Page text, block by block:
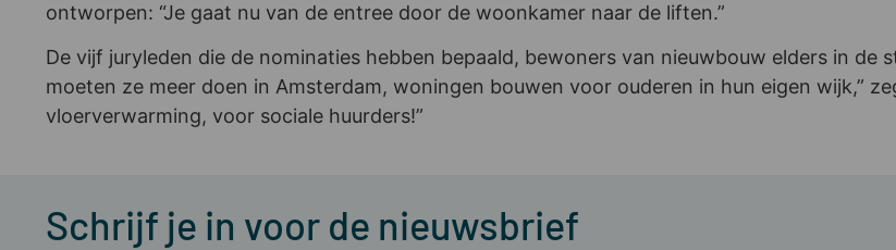
ontworpen: “Je gaat nu van de entree door de woonkamer naar de liften.”
De vijf juryleden die de nominaties hebben bepaald, bewoners van nieuwbouw elders in
moeten ze meer doen in Amsterdam, woningen bouwen voor ouderen in hun eigen wijk,”
vloerverwarming, voor sociale huurders!”
Schrijf je in voor de nieuwsbrief